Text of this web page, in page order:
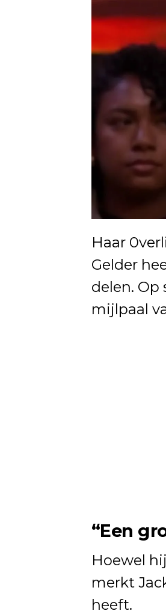
Haar
Gelder
delen. Op
mijlpaal
“Een
Hoewel
merkt
heeft.